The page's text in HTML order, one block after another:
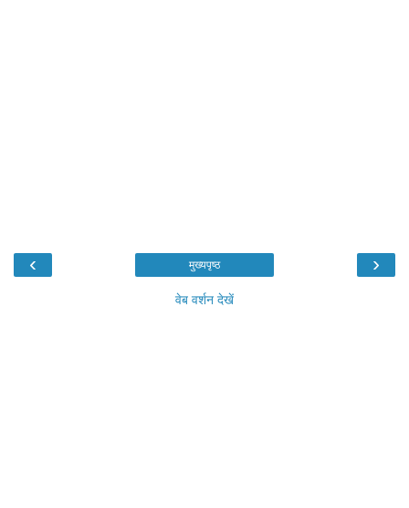
‹ ›
मुख्यपृष्ठ
वेब वर्शन देखें